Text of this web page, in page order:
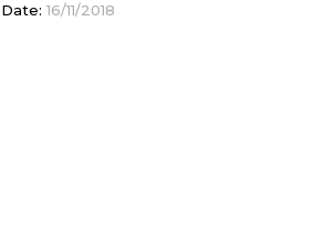
Date:16/11/2018